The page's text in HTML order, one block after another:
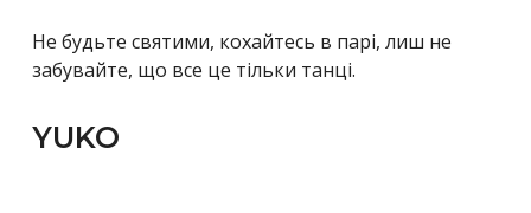
Не будьте святими, кохайтесь в парі, лиш не
забувайте, що все це тільки танці.
YUKO